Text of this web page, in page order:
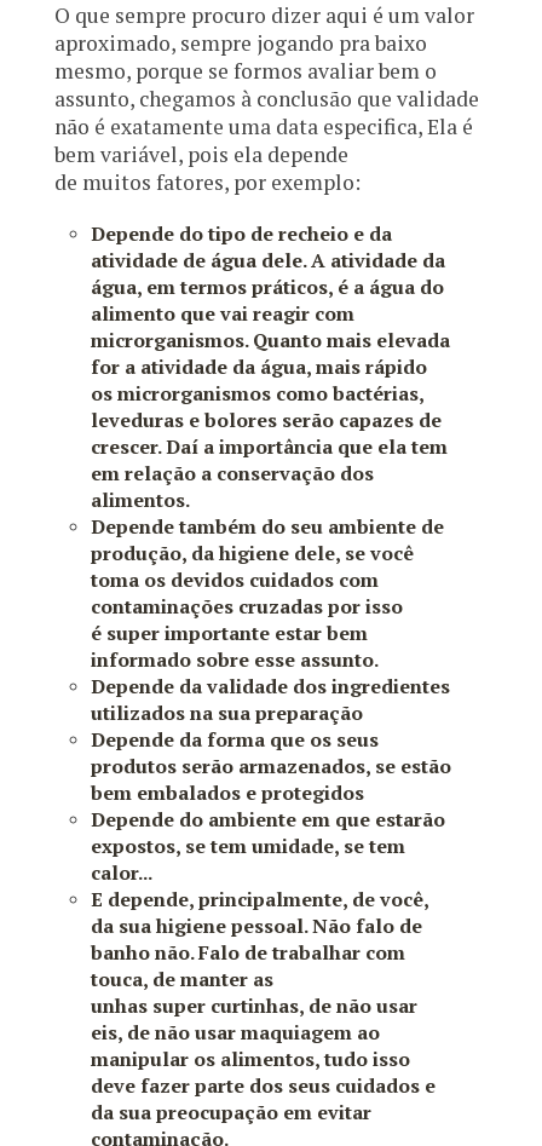
O que sempre procuro dizer aqui é um valor
aproximado, sempre jogando pra baixo
mesmo, porque se formos avaliar bem o
assunto, chegamos à conclusão que validade
não é exatamente uma data especifica, Ela é
bem variável, pois ela depende
de muitos fatores, por exemplo:
Depende do tipo de recheio e da
atividade de água dele. A atividade da
água, em termos práticos, é a água do
alimento que vai reagir com
microrganismos. Quanto mais elevada
for a atividade da água, mais rápido
os microrganismos como bactérias,
leveduras e bolores serão capazes de
crescer. Daí a importância que ela tem
em relação a conservação dos
alimentos.
Depende também do seu ambiente de
produção, da higiene dele, se você
toma os devidos cuidados com
contaminações cruzadas por isso
é super importante estar bem
informado sobre esse assunto.
Depende da validade dos ingredientes
utilizados na sua preparação
Depende da forma que os seus
produtos serão armazenados, se estão
bem embalados e protegidos
Depende do ambiente em que estarão
expostos, se tem umidade, se tem
calor...
E depende, principalmente, de você,
da sua higiene pessoal. Não falo de
banho não. Falo de trabalhar com
touca, de manter as
unhas super curtinhas, de não usar
eis, de não usar maquiagem ao
manipular os alimentos, tudo isso
deve fazer parte dos seus cuidados e
da sua preocupação em evitar
contaminação.